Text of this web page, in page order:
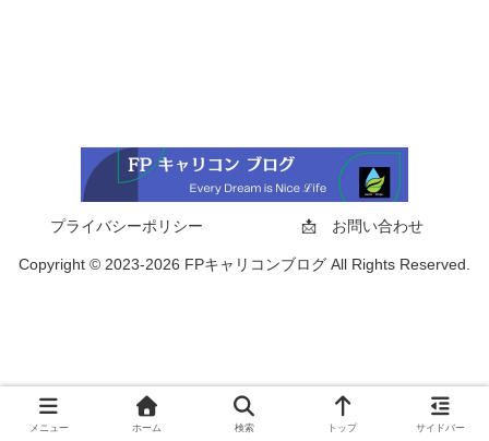
プライバシーポリシー 📩 お問い合わせ
Copyright © 2023-2026 FPキャリコンブログ All Rights Reserved.
メニュー ホーム 検索 トップ サイドバー